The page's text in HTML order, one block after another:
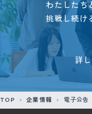
わたしたち
挑戦し続け
詳
TOP 企業情報 電子公告